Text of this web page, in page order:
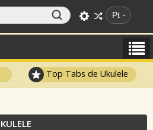
Pt
Top Tabs de Ukulele